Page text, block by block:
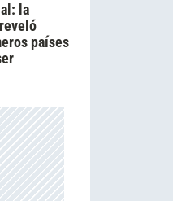
la
países